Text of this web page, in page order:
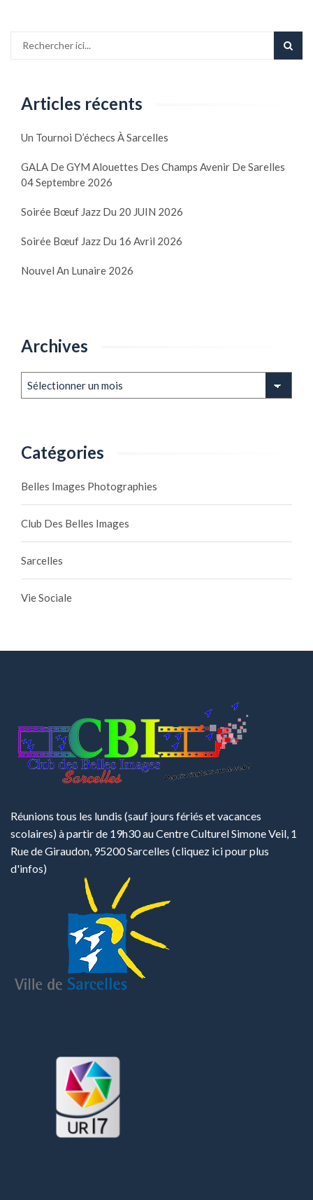
Articles récents
Un Tournoi D’échecs À Sarcelles
GALA De GYM Alouettes Des Champs Avenir De Sarelles
04 Septembre 2026
Soirée Bœuf Jazz Du 20 JUIN 2026
Soirée Bœuf Jazz Du 16 Avril 2026
Nouvel An Lunaire 2026
Archives
Catégories
Belles Images Photographies
Club Des Belles Images
Sarcelles
Vie Sociale
Réunions tous les lundis (sauf jours fériés et vacances
scolaires) à partir de 19h30 au Centre Culturel Simone Veil, 1
Rue de Giraudon, 95200 Sarcelles (cliquez ici pour plus
d'infos)